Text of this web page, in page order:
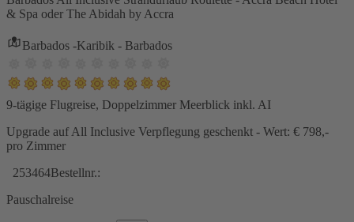
& Spa oder The Abidah by Accra
Barbados -Karibik - Barbados
9-tägige Flugreise, Doppelzimmer Meerblick inkl. AI
Upgrade auf All Inclusive Verpflegung geschenkt - Wert: € 798,-
pro Zimmer
253464Bestellnr.:
Pauschalreise